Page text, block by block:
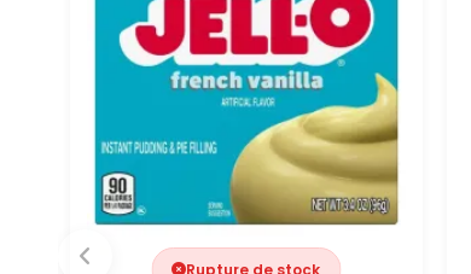
Rupture de stock